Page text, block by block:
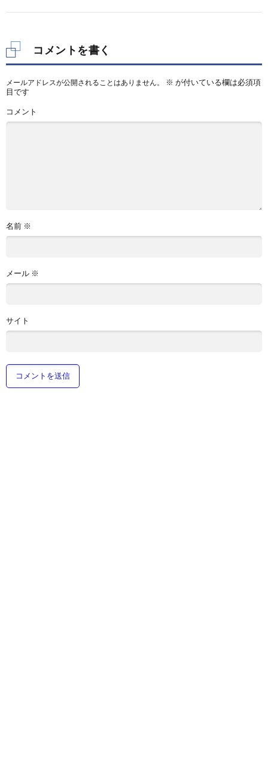
コメントを書く
メールアドレスが公開されることはありません。 ※ が付いている欄は必須項
目です
コメント
名前 ※
メール ※
サイト